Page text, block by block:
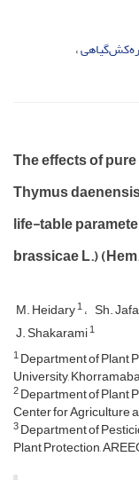
The effects of
Thymus
life-table
brassicae L.)
M. Heidary1 Sh.
J. Shakarami1
1Department of Plant
University,
2Department of Plant
Center for Agriculture
3Department of
Plant Protection,